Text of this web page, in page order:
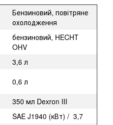
Бензиновий, повітряне
охолодження
бензиновий, HECHT
OHV
3,6 л
0,6 л
350 мл Dexron III
SAE J1940 (кВт) / 3,7